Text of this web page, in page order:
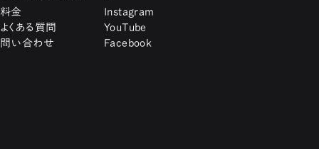
料金
よくある質問
問い合わせ
Instagram
YouTube
Facebook